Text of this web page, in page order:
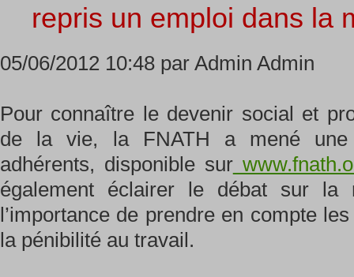
repris un emploi dans la
05/06/2012 10:48 par Admin Admin
Pour connaître le devenir social et
de la vie, la FNATH a mené une
adhérents, disponible sur
également éclairer le débat sur la
l’importance de prendre en compte
la pénibilité au travail.